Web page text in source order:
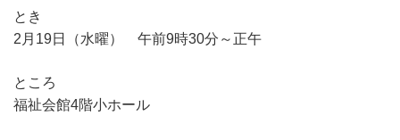
とき
2月19日（水曜） 午前9時30分～正午
ところ
福祉会館4階小ホール